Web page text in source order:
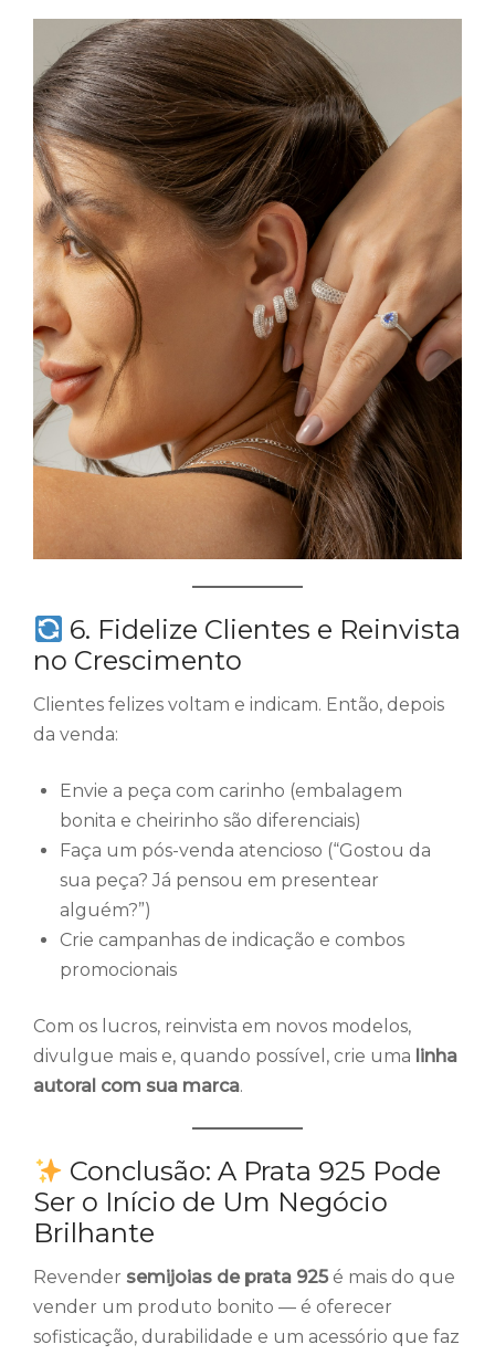
6. Fidelize Clientes e Reinvista
no Crescimento
Clientes felizes voltam e indicam. Então, depois
da venda:
Envie a peça com carinho (embalagem
bonita e cheirinho são diferenciais)
Faça um pós-venda atencioso (“Gostou da
sua peça? Já pensou em presentear
alguém?”)
Crie campanhas de indicação e combos
promocionais
Com os lucros, reinvista em novos modelos,
divulgue mais e, quando possível, crie uma linha
autoral com sua marca.
Conclusão: A Prata 925 Pode
Ser o Início de Um Negócio
Brilhante
Revender semijoias de prata 925 é mais do que
vender um produto bonito — é oferecer
sofisticação, durabilidade e um acessório que faz